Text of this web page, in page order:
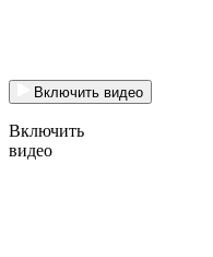
Включить видео
Включить
видео